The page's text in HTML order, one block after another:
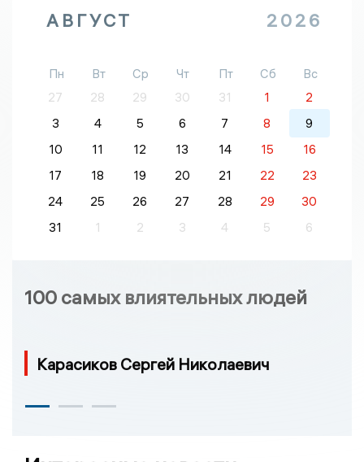
АВГУСТ 2026
Пн Вт Ср Чт Пт Сб
Вс
27
28 29 30 31 1
2
3
4 5 6 7 8
9
10
11 12 13 14 15
16
17
18 19 20 21 22
23
24
25 26 27 28 29
30
31
1 2 3 4 5 6
100 самых влиятельных людей
Карасиков Сергей Николаевич